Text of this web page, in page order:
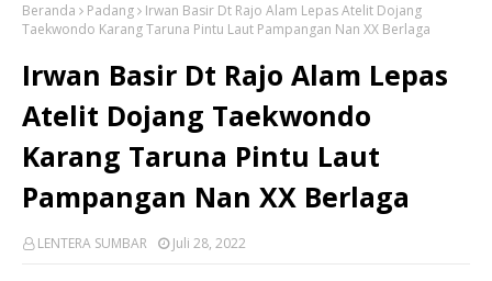
Beranda Padang
Irwan Basir Dt Rajo Alam Lepas Atelit Dojang
Taekwondo Karang Taruna Pintu Laut Pampangan Nan XX Berlaga
Irwan Basir Dt Rajo Alam Lepas
Atelit Dojang Taekwondo
Karang Taruna Pintu Laut
Pampangan Nan XX Berlaga
LENTERA SUMBAR Juli 28, 2022